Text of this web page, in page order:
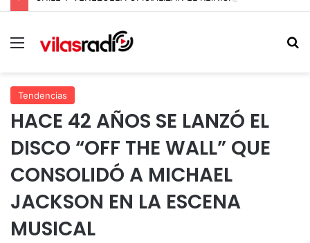
Menú
Tendencias
HACE 42 AÑOS SE LANZÓ EL
DISCO “OFF THE WALL” QUE
CONSOLIDÓ A MICHAEL
JACKSON EN LA ESCENA
MUSICAL